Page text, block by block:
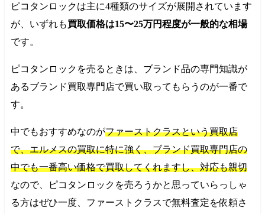
ピコタンロックは主に4種類のサイズが展開されています
が、いずれも買取価格は15〜25万円程度が一般的な相場
です。
ピコタンロックを売るときは、ブランド品の専門知識が
あるブランド買取専門店で買い取ってもらうのが一番で
す。
中でもおすすめなのがファーストクラスという買取店
で、エルメスの買取に特に強く、ブランド買取専門店の
中でも一番高い価格で買取してくれますし、対応も親切
なので、ピコタンロックを売ろうかと思っていらっしゃ
る方はぜひ一度、ファーストクラスで無料査定を依頼さ